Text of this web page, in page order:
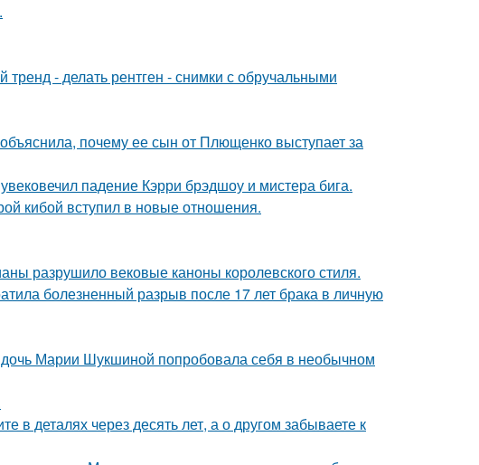
- делать рентген - снимки с обручальными
почему ее сын от Плющенко выступает за
падение Кэрри брэдшоу и мистера бига.
кибой вступил в новые отношения.
разрушило вековые каноны королевского стиля.
болезненный разрыв после 17 лет брака в личную
Марии Шукшиной попробовала себя в необычном
в деталях через десять лет, а о другом забываете к